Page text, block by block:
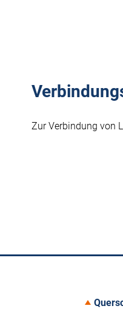
Zur Verbindung von